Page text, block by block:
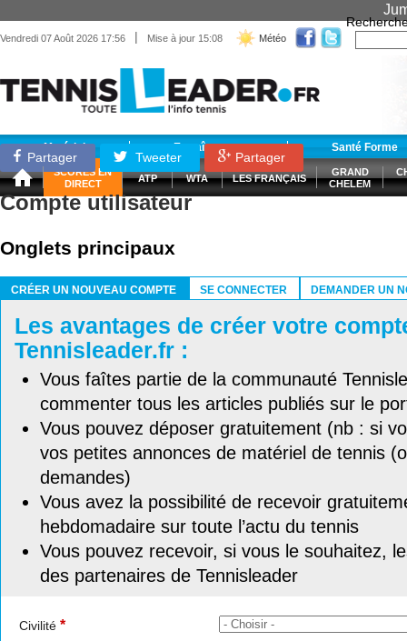
Vendredi 07 Août 2026 17:56 | Mise à jour 15:08 Météo
Matériel Entraînement Santé Forme
SCORES EN
DIRECT
ATP WTA LES FRANÇAIS
GRAND
CHELEM
Partager Tweeter Partager
Compte utilisateur
Onglets principaux
CRÉER UN NOUVEAU COMPTE
SE CONNECTER DEMANDER UN
Les avantages de créer votre
Tennisleader.fr :
Vous faîtes partie de la communauté
commenter tous les articles publiés sur le
Vous pouvez déposer gratuitement (nb : si
vos petites annonces de matériel de tennis
demandes)
Vous avez la possibilité de recevoir
hebdomadaire sur toute l’actu du tennis
Vous pouvez recevoir, si vous le souhaitez,
des partenaires de Tennisleader
Civilité *